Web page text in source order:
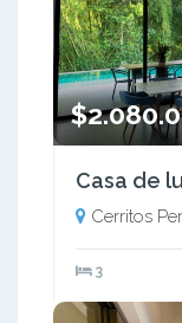
Cerritos
3